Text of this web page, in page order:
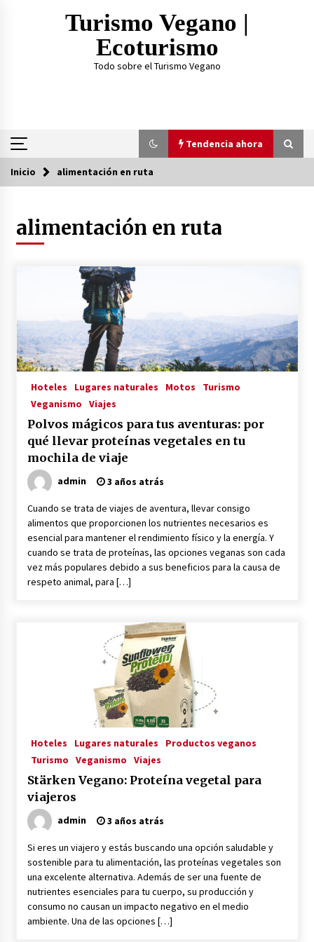
Turismo Vegano |
Ecoturismo
Todo sobre el Turismo Vegano
Tendencia ahora
Tendencia ahora
¿Practicar Yogan y ser Vegano es lo mismo? Te
lo explicamos acá
TOP 3: Mejores Proteínas Veganas 2023
3 años atrás
La Primera Maquina Casera para Crear Carne
Vegetal
3 años atrás
Empresas Veganas: Las Novedades Globales en
el Mundo Empresarial Vegano
3 años atrás
Viajar en moto por Colombia
3 años atrás
3 años atrás
RED VEGANA
3 años atrás
3 años atrás
3 años atrás
Viajeros Veganos
3 años atrás
Gwoaw: La Primera Red Social Vegana
Inicio alimentación en ruta
alimentación en ruta
Hoteles Lugares naturales Motos
Turismo
Veganismo
Viajes
Polvos mágicos para tus aventuras: por
qué llevar proteínas vegetales en tu
mochila de viaje
admin 3 años atrás
Cuando se trata de viajes de aventura, llevar consigo
alimentos que proporcionen los nutrientes necesarios es
esencial para mantener el rendimiento físico y la energía. Y
cuando se trata de proteínas, las opciones veganas son cada
vez más populares debido a sus beneficios para la causa de
respeto animal, para […]
Hoteles Lugares naturales
Productos veganos
Turismo
Veganismo Viajes
Stärken Vegano: Proteína vegetal para
viajeros
admin 3 años atrás
Si eres un viajero y estás buscando una opción saludable y
sostenible para tu alimentación, las proteínas vegetales son
una excelente alternativa. Además de ser una fuente de
nutrientes esenciales para tu cuerpo, su producción y
consumo no causan un impacto negativo en el medio
ambiente. Una de las opciones […]